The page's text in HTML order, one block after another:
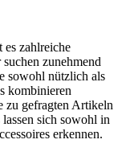
es zahlreiche
zunehmend
sowohl nützlich als
kombinieren
zu gefragten Artikeln
lassen sich sowohl in
erkennen.